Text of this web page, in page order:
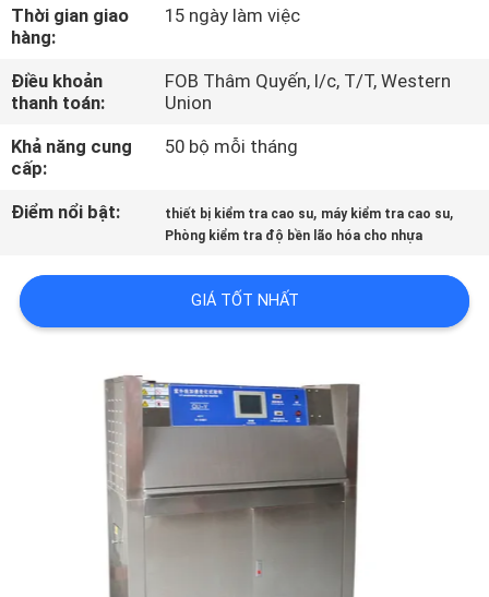
MÁY
KIỂM
SOÁT
CHẤT
LƯỢNG
LIÊN
HỆ
Thời gian giao
hàng:
15 ngày làm việc
Điều khoản
thanh toán:
FOB Thâm Quyến, l/c, T/T, Western
Union
Khả năng cung
cấp:
50 bộ mỗi tháng
Điểm nổi bật: thiết bị kiểm tra cao su, máy kiểm tra cao su,
Phòng kiểm tra độ bền lão hóa cho nhựa
GIÁ TỐT NHẤT